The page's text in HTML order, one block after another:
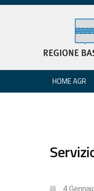
HOME AGR
4